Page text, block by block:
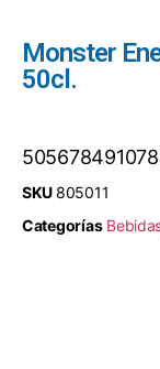
Monster
50cl.
SKU805011
Categorías